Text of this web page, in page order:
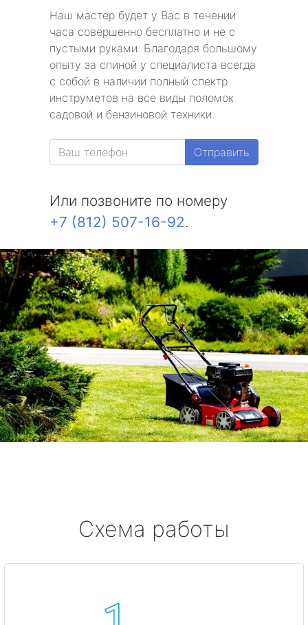
Наш мастер будет у Вас в течении
часа совершенно бесплатно и не с
пустыми руками. Благодаря большому
опыту за спиной у специалиста всегда
с собой в наличии полный спектр
инструметов на все виды поломок
садовой и бензиновой техники.
Отправить
Или позвоните по номеру
+7 (812) 507-16-92.
Схема работы